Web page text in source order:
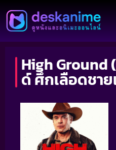
High Ground
ด์ ศึกเลือดชา